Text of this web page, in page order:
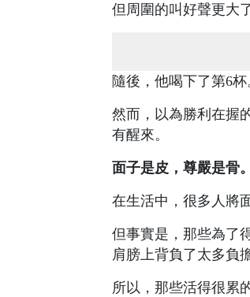
但周圍的叫好聲更大
隨後，他喝下了第6杯
然而，以為勝利在握
有醒來。
面子是皮，尊嚴是骨。
在生活中，很多人將
但事實是，那些為了
肩膀上背負了太多負
所以，那些活得很累